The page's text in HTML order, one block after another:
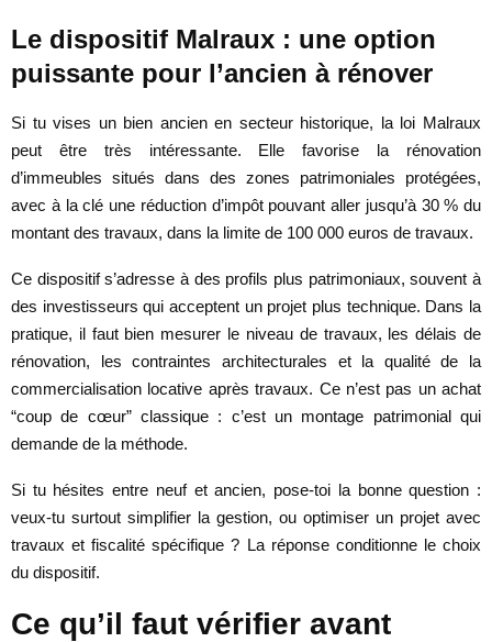
Le dispositif Malraux : une option
puissante pour l’ancien à rénover
Si tu vises un bien ancien en secteur historique, la loi Malraux
peut être très intéressante. Elle favorise la rénovation
d’immeubles situés dans des zones patrimoniales protégées,
avec à la clé une réduction d’impôt pouvant aller jusqu’à 30 % du
montant des travaux, dans la limite de 100 000 euros de travaux.
Ce dispositif s’adresse à des profils plus patrimoniaux, souvent à
des investisseurs qui acceptent un projet plus technique. Dans la
pratique, il faut bien mesurer le niveau de travaux, les délais de
rénovation, les contraintes architecturales et la qualité de la
commercialisation locative après travaux. Ce n’est pas un achat
“coup de cœur” classique : c’est un montage patrimonial qui
demande de la méthode.
Si tu hésites entre neuf et ancien, pose-toi la bonne question :
veux-tu surtout simplifier la gestion, ou optimiser un projet avec
travaux et fiscalité spécifique ? La réponse conditionne le choix
du dispositif.
Ce qu’il faut vérifier avant